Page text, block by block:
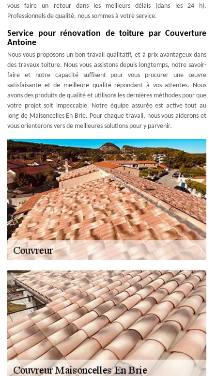
vous faire un retour dans les meilleurs délais (dans les 24 h).
Professionnels de qualité, nous sommes à votre service.
Service pour rénovation de toiture par Couverture
Antoine
Nous vous proposons un bon travail qualitatif, et à prix avantageux dans
des travaux toiture. Nous vous assistons depuis longtemps, notre savoir-
faire et notre capacité suffisent pour vous procurer une œuvre
satisfaisante et de meilleure qualité répondant à vos attentes. Nous
avons des produits de qualité et utilisons les dernières méthodes pour que
votre projet soit impeccable. Notre équipe assurée est active tout au
long de Maisoncelles En Brie. Pour chaque travail, nous vous aiderons et
vous orienterons vers de meilleures solutions pour y parvenir.